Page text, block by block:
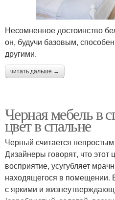
Несомненное достоинство
он, будучи базовым,
другими.
читать дальше →
Черная мебель в
цвет в спальне
Черный считается
Дизайнеры говорят, что этот
восприятие, усугубляет
находящегося в помещении.
с яркими и